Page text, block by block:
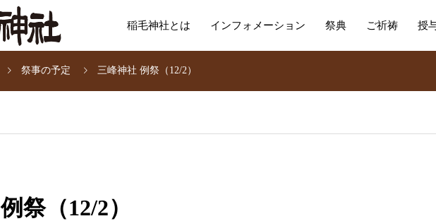
稲毛神社とは インフォメーション 祭典 ご祈祷 授
祭事の予定 三峰神社 例祭（12/2）
祭（12/2）